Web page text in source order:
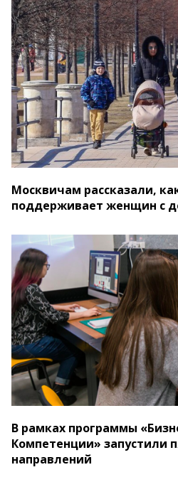
Москвичам рассказали,
поддерживает женщин с
В рамках программы
Компетенции» запустили
направлений